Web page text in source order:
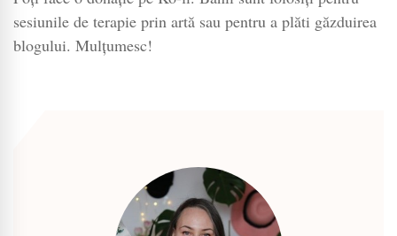
sesiunile de terapie prin artă sau pentru a plăti găzduirea
blogului. Mulțumesc!